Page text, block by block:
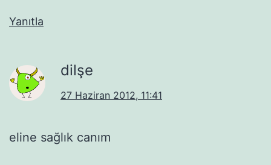
Yanıtla
dilşe
27 Haziran 2012, 11:41
eline sağlık canım